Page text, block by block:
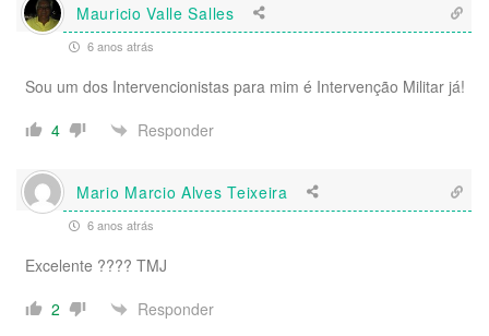
Mauricio Valle Salles
6 anos atrás
Sou um dos Intervencionistas para mim é Intervenção Militar já!
4
Responder
Mario Marcio Alves Teixeira
6 anos atrás
Excelente ???? TMJ
2
Responder